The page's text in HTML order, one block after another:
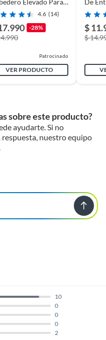
Elevado Para
Gato
4.6 (14)
-28%
Patrocinado
VER PRODUCTO
De
$
$
sobre este producto?
ayudarte. Si no
nuestro equipo
2
0
0
0
10